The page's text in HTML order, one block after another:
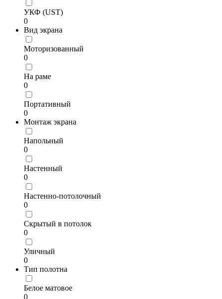
УКФ (UST)
0
Вид экрана
Моторизованный
0
На раме
0
Портативный
0
Монтаж экрана
Напольный
0
Настенный
0
Настенно-потолочный
0
Скрытый в потолок
0
Уличный
0
Тип полотна
Белое матовое
0